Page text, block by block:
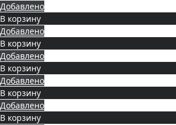
Добавлено
В корзину
Добавлено
В корзину
Добавлено
В корзину
Добавлено
В корзину
Добавлено
В корзину